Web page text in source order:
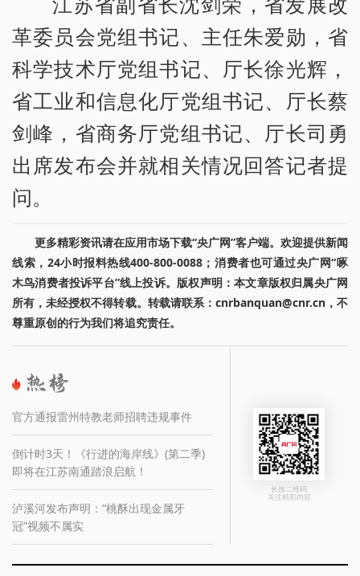
革委员会党组书记、主任朱爱勋，省
科学技术厅党组书记、厅长徐光辉，
省工业和信息化厅党组书记、厅长蔡
剑峰，省商务厅党组书记、厅长司勇
出席发布会并就相关情况回答记者提
问。
更多精彩资讯请在应用市场下载“央广网”客户端。欢迎提供新闻
线索，24小时报料热线400-800-0088；消费者也可通过央广网“啄
木鸟消费者投诉平台”线上投诉。版权声明：本文章版权归属央广网
所有，未经授权不得转载。转载请联系：cnrbanquan@cnr.cn，不
尊重原创的行为我们将追究责任。
官方通报雷州特教老师招聘违规事件
倒计时3天！《行进的海岸线》(第二季)
即将在江苏南通踏浪启航！
泸溪河发布声明：“桃酥出现金属牙
冠”视频不属实
长按二维码
关注精彩内容